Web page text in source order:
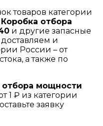
товаров категории
Коробка отбора
и другие запасные
и
России – от
а также по
отбора мощности
1 ₽ из категории
заявку